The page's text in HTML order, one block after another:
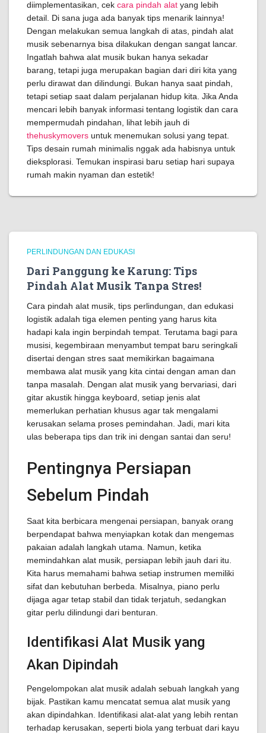
diimplementasikan, cek cara pindah alat yang lebih
detail. Di sana juga ada banyak tips menarik lainnya!
Dengan melakukan semua langkah di atas, pindah alat
musik sebenarnya bisa dilakukan dengan sangat lancar.
Ingatlah bahwa alat musik bukan hanya sekadar
barang, tetapi juga merupakan bagian dari diri kita yang
perlu dirawat dan dilindungi. Bukan hanya saat pindah,
tetapi setiap saat dalam perjalanan hidup kita. Jika Anda
mencari lebih banyak informasi tentang logistik dan cara
mempermudah pindahan, lihat lebih jauh di
thehuskymovers untuk menemukan solusi yang tepat.
Tips desain rumah minimalis nggak ada habisnya untuk
dieksplorasi. Temukan inspirasi baru setiap hari supaya
rumah makin nyaman dan estetik!
PERLINDUNGAN DAN EDUKASI
Dari Panggung ke Karung: Tips
Pindah Alat Musik Tanpa Stres!
Cara pindah alat musik, tips perlindungan, dan edukasi
logistik adalah tiga elemen penting yang harus kita
hadapi kala ingin berpindah tempat. Terutama bagi para
musisi, kegembiraan menyambut tempat baru seringkali
disertai dengan stres saat memikirkan bagaimana
membawa alat musik yang kita cintai dengan aman dan
tanpa masalah. Dengan alat musik yang bervariasi, dari
gitar akustik hingga keyboard, setiap jenis alat
memerlukan perhatian khusus agar tak mengalami
kerusakan selama proses pemindahan. Jadi, mari kita
ulas beberapa tips dan trik ini dengan santai dan seru!
Pentingnya Persiapan
Sebelum Pindah
Saat kita berbicara mengenai persiapan, banyak orang
berpendapat bahwa menyiapkan kotak dan mengemas
pakaian adalah langkah utama. Namun, ketika
memindahkan alat musik, persiapan lebih jauh dari itu.
Kita harus memahami bahwa setiap instrumen memiliki
sifat dan kebutuhan berbeda. Misalnya, piano perlu
dijaga agar tetap stabil dan tidak terjatuh, sedangkan
gitar perlu dilindungi dari benturan.
Identifikasi Alat Musik yang
Akan Dipindah
Pengelompokan alat musik adalah sebuah langkah yang
bijak. Pastikan kamu mencatat semua alat musik yang
akan dipindahkan. Identifikasi alat-alat yang lebih rentan
terhadap kerusakan, seperti biola yang terbuat dari kayu